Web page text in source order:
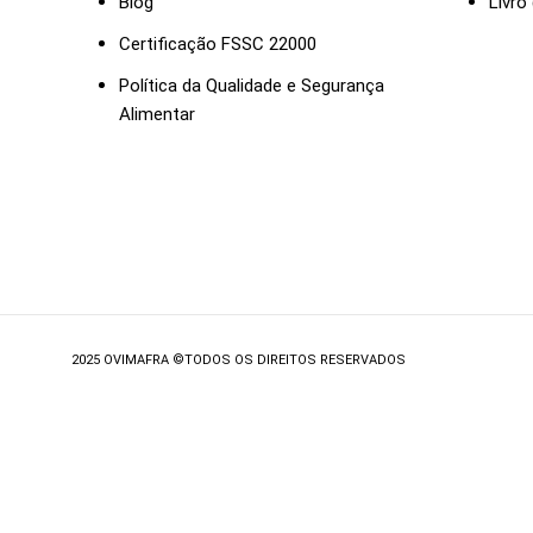
Certificação FSSC 22000
Política da Qualidade e Segurança
Alimentar
2025 OVIMAFRA ©TODOS OS DIREITOS RESERVADOS